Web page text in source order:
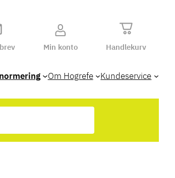
Min konto Handlekurv
Om Hogrefe Kundeservice